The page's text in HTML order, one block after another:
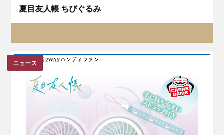
夏目友人帳 ちびぐるみ
ニュース